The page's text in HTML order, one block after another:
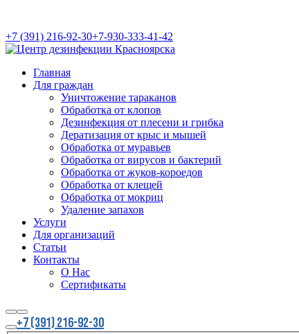
+7 (391) 216-92-30+7-930-333-41-42
Главная
Для граждан
Уничтожение тараканов
Обработка от клопов
Дезинфекция от плесени и грибка
Дератизация от крыс и мышей
Обработка от муравьев
Обработка от вирусов и бактерий
Обработка от жуков-короедов
Обработка от клещей
Обработка от мокриц
Удаление запахов
Услуги
Для организаций
Статьи
Контакты
О Нас
Сертификаты
НайтиБольше
информации
Главное
+7 (391) 216-92-30